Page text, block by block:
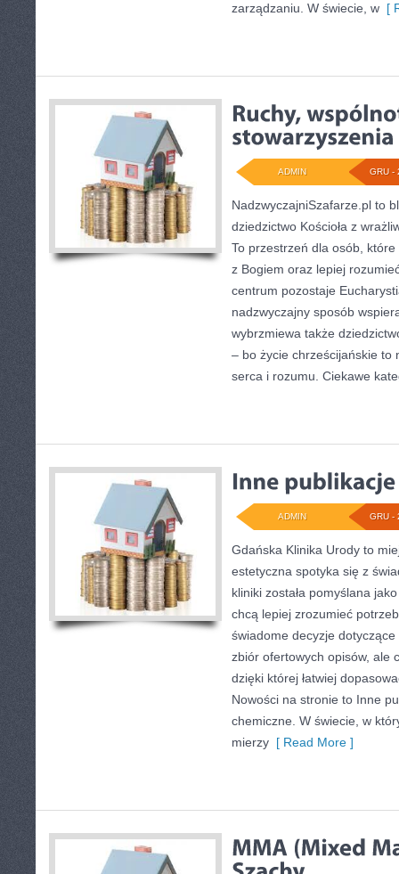
zarządzaniu. W świecie, w [
GRU -
ADMIN
NadzwyczajniSzafarze.pl to
dziedzictwo Kościoła z
To przestrzeń dla osób,
z Bogiem oraz lepiej
centrum pozostaje
nadzwyczajny sposób
wybrzmiewa także
– bo życie chrześcijańskie to
serca i rozumu. Ciekawe
GRU -
ADMIN
Gdańska Klinika Urody to
estetyczna spotyka się z
kliniki została pomyślana
chcą lepiej zrozumieć
świadome decyzje
zbiór ofertowych opisów, ale
dzięki której łatwiej
Nowości na stronie to Inne
chemiczne. W świecie, w
mierzy [ Read More ]